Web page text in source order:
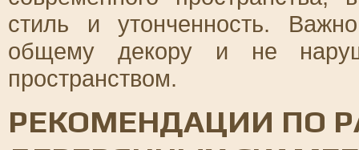
стиль и утонченность.
общему декору и не
пространством.
РЕКОМЕНДАЦИИ ПО